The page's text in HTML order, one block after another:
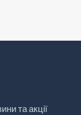
та акції